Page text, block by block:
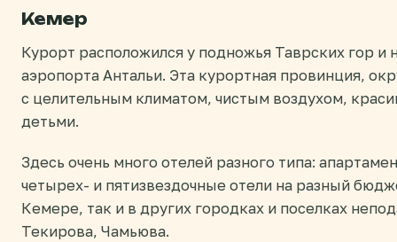
Кемер
Курорт расположился у подножья Таврских гор и
аэропорта Антальи. Эта курортная провинция,
с целительным климатом, чистым воздухом,
детьми.
Здесь очень много отелей разного типа:
четырех- и пятизвездочные отели на разный
Кемере, так и в других городках и поселках
Текирова, Чамьюва.